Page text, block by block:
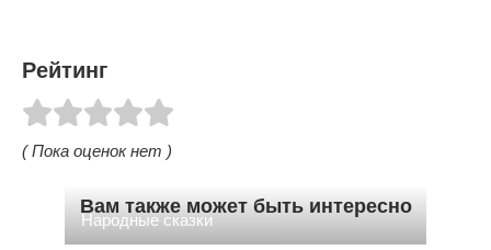
Рейтинг
( Пока оценок нет )
Вам также может быть интересно
Народные сказки